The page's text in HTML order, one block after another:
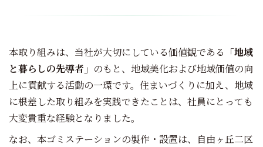
本取り組みは、当社が大切にしている価値観である 「地域
と暮らしの先導者」 のもと、地域美化および地域価値の向
上に貢献する活動の一環です。住まいづくりに加え、地域
に根差した取り組みを実践できたことは、社員にとっても
大変貴重な経験となりました。
なお、本ゴミステーションの製作・設置は、自由ヶ丘二区